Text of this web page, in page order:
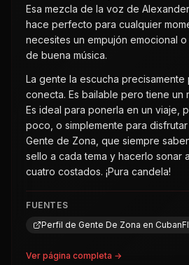
Esa mezcla de la voz de
hace perfecto para cualquier
necesites un empujón emocional
de buena música.
La gente la escucha
conecta. Es bailable pero tiene un
Es ideal para ponerla en un viaje,
poco, o simplemente para
Gente de Zona, que siempre
sello a cada tema y hacerlo sonar
cuatro costados. ¡Pura candela!
FUENTES
Perfil de Gente De Zona en
Ver página completa →